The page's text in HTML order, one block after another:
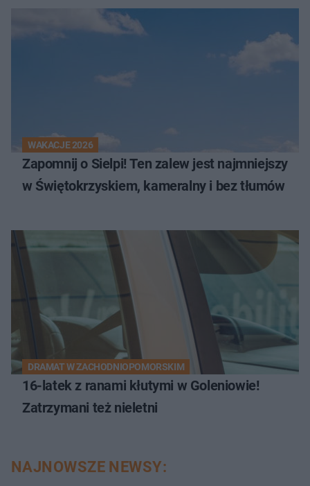
WAKACJE 2026
Zapomnij o Sielpi! Ten zalew jest najmniejszy
w Świętokrzyskiem, kameralny i bez tłumów
DRAMAT W ZACHODNIOPOMORSKIM
16-latek z ranami kłutymi w Goleniowie!
Zatrzymani też nieletni
NAJNOWSZE NEWSY: